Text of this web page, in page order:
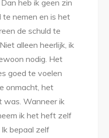
heb ik geen zin
nemen en is het
de schuld te
alleen heerlijk, ik
nodig. Het
goed te voelen
onmacht, het
was. Wanneer ik
ik het heft zelf
bepaal zelf